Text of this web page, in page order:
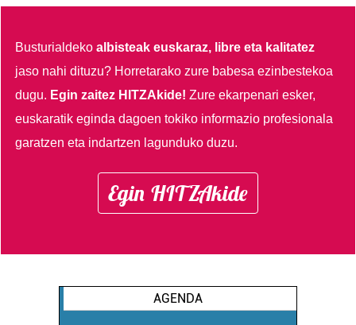
Busturialdekoalbisteak euskaraz, libre eta kalitatez
jaso nahi dituzu? Horretarako zure babesa ezinbestekoa
dugu. Egin zaitez HITZAkide!Zure ekarpenari esker,
euskaratik eginda dagoen tokiko informazio profesionala
garatzen eta indartzen lagunduko duzu.
Egin HITZAkide
AGENDA